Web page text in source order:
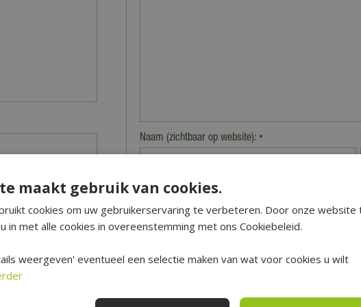
wordt de bestelling
verschillen, je
van het product.
in zodat de kosten
contact opnemen
Naam (zichtbaar op website): *
E-mailadres (niet zichtbaar):
maakt gebruik van cookies.
cookies om uw gebruikerservaring te verbeteren. Door onze website
in met alle cookies in overeenstemming met ons Cookiebeleid.
weergeven' eventueel een selectie maken van wat voor cookies u wilt